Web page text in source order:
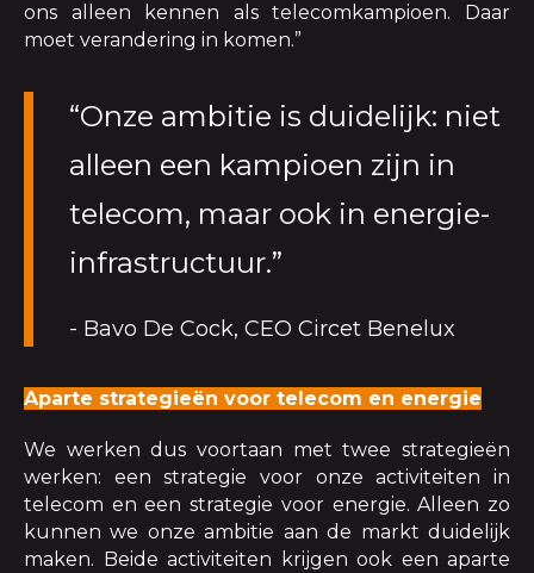
ons alleen kennen als telecomkampioen. Daar
moet verandering in komen.”
“Onze ambitie is duidelijk: niet
alleen een kampioen zijn in
telecom, maar ook in energie-
infrastructuur.”
- Bavo De Cock, CEO Circet Benelux
Aparte strategieën voor telecom en energie
We werken dus voortaan met twee strategieën
werken: een strategie voor onze activiteiten in
telecom en een strategie voor energie. Alleen zo
kunnen we onze ambitie aan de markt duidelijk
maken. Beide activiteiten krijgen ook een aparte